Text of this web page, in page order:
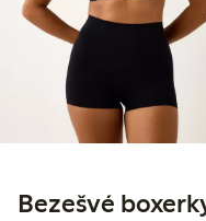
Bezešvé